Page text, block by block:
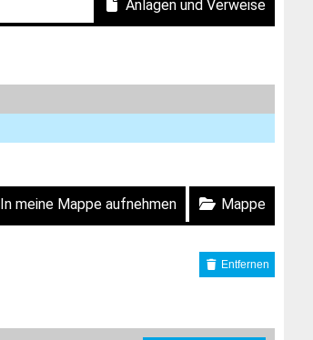
Anlagen und Verweise
In meine Mappe aufnehmen
Mappe
Entfernen